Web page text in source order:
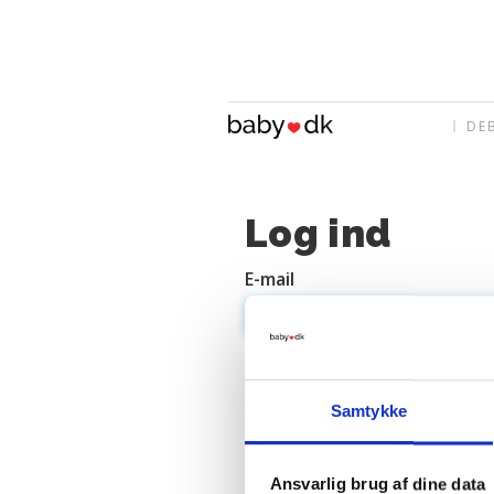
Samtykke
Ansvarlig brug af dine data
Log ind
E-mail